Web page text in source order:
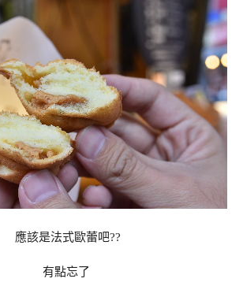
應該是法式歐蕾吧??
有點忘了